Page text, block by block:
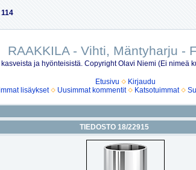
114
RAAKKILA - Vihti, Mäntyharju -
ja hyönteisistä. Copyright Olavi Niemi (Ei nimeä
Etusivu
Kirjaudu
lisäykset Uusimmat kommentit Katsotuimmat
TIEDOSTO 18/22915